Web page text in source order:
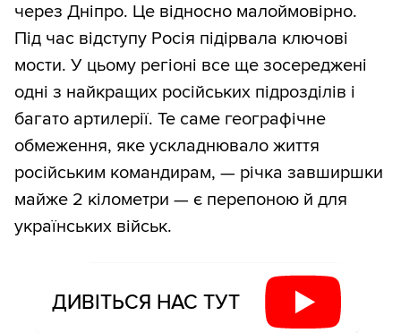
через Дніпро. Це відносно малоймовірно.
Під час відступу Росія підірвала ключові
мости. У цьому регіоні все ще зосереджені
одні з найкращих російських підрозділів і
багато артилерії. Те саме географічне
обмеження, яке ускладнювало життя
російським командирам, — річка завширшки
майже 2 кілометри — є перепоною й для
українських військ.
ДИВІТЬСЯ НАС ТУТ